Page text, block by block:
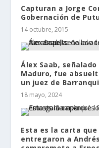
Capturan a Jorge
Gobernación de
14 octubre, 2015
Álex Saab,
Maduro, fue
un juez de
18 mayo, 2024
Esta es la carta
entregaron a